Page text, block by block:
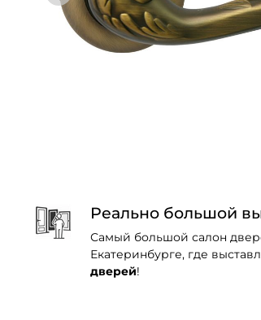
Реально большой
Самый большой салон
Екатеринбурге, где
дверей!